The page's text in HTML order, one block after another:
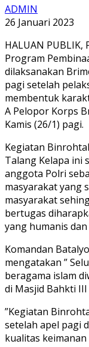
ADMIN
26 Januari 2023
HALUAN PUBLIK,
Program
dilaksanakan
pagi setelah
membentuk
A Pelopor Korps
Kamis (26/1) pagi.
Kegiatan
Talang Kelapa ini
anggota Polri
masyarakat yang
masyarakat
bertugas
yang humanis
Komandan
mengatakan ”
beragama islam
di Masjid Bahkti
”Kegiatan
setelah apel pagi
kualitas keimanan